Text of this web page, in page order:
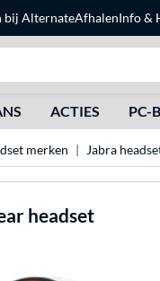
bij AlternateAfhalenInfo &
ACTIES PC-
merken Jabra
headset